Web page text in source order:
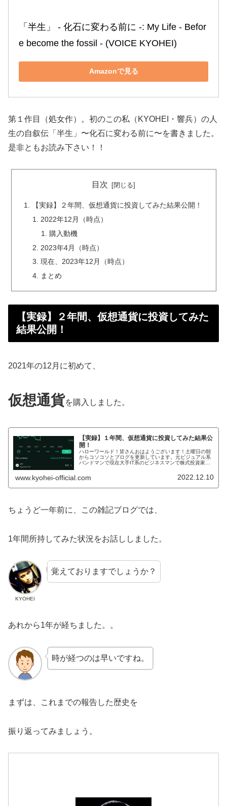
「半生」 ‐ 化石に変わる前に ‐: My Life ‐ Befor
e become the fossil ‐ (VOICE KYOHEI)
Amazonで見る
第１作目（処女作）。初のこの私（KYOHEI・響兵）の人
生の自叙伝「半生」〜化石に変わる前に〜を書きました。
是非ともお読み下さい！！
目次
【実録】２年間、仮想通貨に投資してみた結果公開！
2022年12月（時点）
購入動機
2023年4月（時点）
現在、2023年12月（時点）
まとめ
【実録】２年間、仮想通貨に投資してみた
結果公開！
2021年の12月に初めて、
仮想通貨を購入しました。
【実録】１年間、仮想通貨に投資してみた結果公
開！
ハローワールド！皆さんおはようございます！土曜日の朝
からコソコソとブログを更新しています。元ビジュアル系
バンドマンで現在大手IT系のビジネスマンで株式投資家の
www.kyohei-official.com 2022.12.10
ちょうど一年前に、この雑記ブログでは、
1年間所持してみた状況をお話ししました。
KYOHEI
覚えておりますでしょうか？
あれから1年が経ちました。。
時が経つのは早いですね。
まずは、これまでの報告した歴史を
振り返ってみましょう。